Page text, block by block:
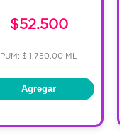
$52.500
PUM: $ 1,750.00 ML
Agregar